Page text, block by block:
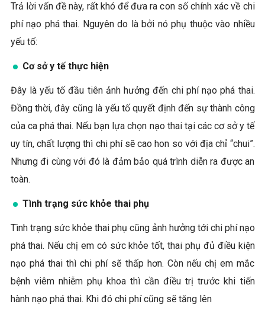
Trả lời vấn đề này, rất khó để đưa ra con số chính xác về chi
phí nạo phá thai. Nguyên do là bởi nó phụ thuộc vào nhiều
yếu tố:
Cơ sở y tế thực hiện
Đây là yếu tố đầu tiên ảnh hưởng đến chi phí nạo phá thai.
Đồng thời, đây cũng là yếu tố quyết định đến sự thành công
của ca phá thai. Nếu bạn lựa chọn nạo thai tại các cơ sở y tế
uy tín, chất lượng thì chi phí sẽ cao hon so với địa chỉ “chui”.
Nhưng đi cùng với đó là đảm bảo quá trình diễn ra được an
toàn.
Tình trạng sức khỏe thai phụ
Tình trạng sức khỏe thai phụ cũng ảnh hưởng tới chi phí nạo
phá thai. Nếu chị em có sức khỏe tốt, thai phụ đủ điều kiện
nạo phá thai thì chi phí sẽ thấp hơn. Còn nếu chị em mắc
bệnh viêm nhiễm phụ khoa thì cần điều trị trước khi tiến
hành nạo phá thai. Khi đó chi phí cũng sẽ tăng lên